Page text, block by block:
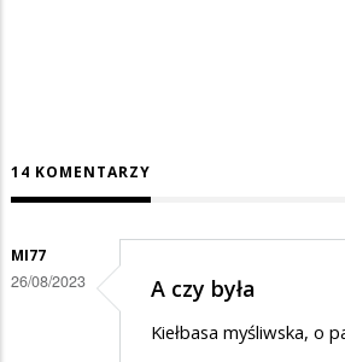
14 KOMENTARZY
MI77
26/08/2023 A czy była
Kiełbasa myśliwska, o